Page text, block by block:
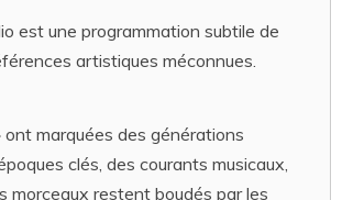
est une programmation subtile de
artistiques méconnues.
ont marquées des générations
clés, des courants musicaux,
morceaux restent boudés par les